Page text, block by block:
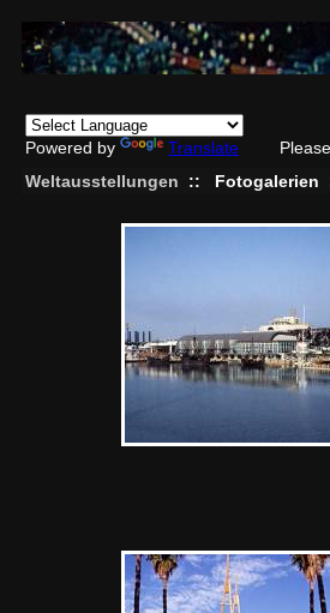
Powered by Translate
Weltausstellungen
:: Fotogalerien